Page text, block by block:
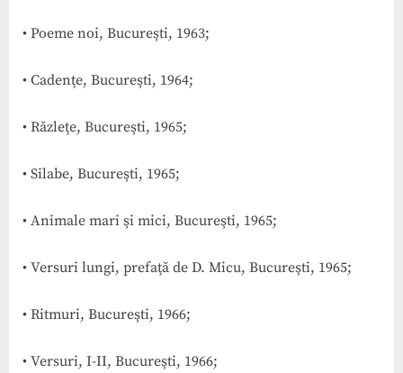
• Poeme noi, Bucureşti, 1963;
• Cadenţe, Bucureşti, 1964;
• Răzleţe, Bucureşti, 1965;
• Silabe, Bucureşti, 1965;
• Animale mari şi mici, Bucureşti, 1965;
• Versuri lungi, prefaţă de D. Micu, Bucureşti, 1965;
• Ritmuri, Bucureşti, 1966;
• Versuri, I-II, Bucureşti, 1966;